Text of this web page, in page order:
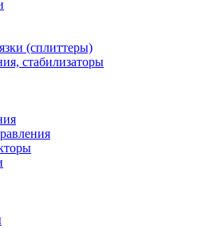
(сплиттеры)
стабилизаторы